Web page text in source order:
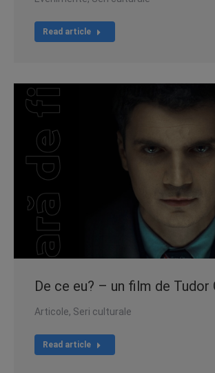
Read article
De ce eu? – un film de Tudor
Articole, Seri culturale
Read article